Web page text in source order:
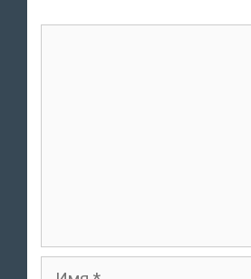
Имя